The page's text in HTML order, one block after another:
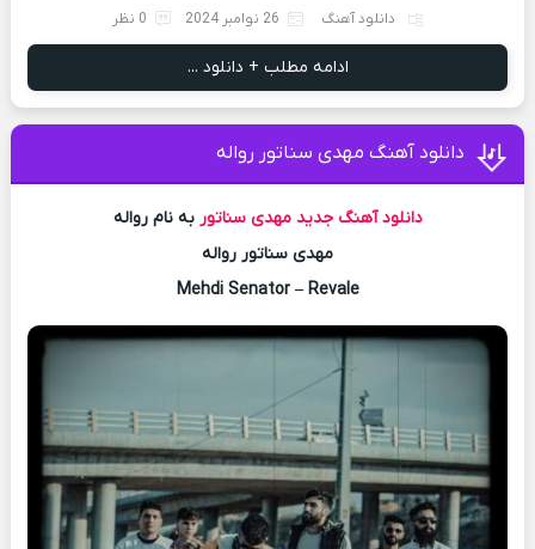
دانلود آهنگ 26 نوامبر 2024 0 نظر
ادامه مطلب + دانلود ...
دانلود آهنگ مهدی سناتور رواله
دانلود آهنگ جدید مهدی سناتور به نام رواله
مهدی سناتور رواله
Mehdi Senator – Revale